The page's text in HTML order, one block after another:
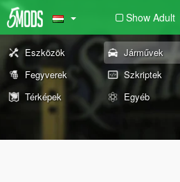
Show Adult
Eszközök Járművek
Fegyverek
Szkriptek
Térképek
Egyéb